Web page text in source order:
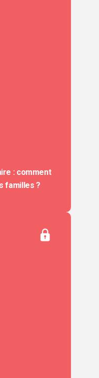
: comment
familles ?